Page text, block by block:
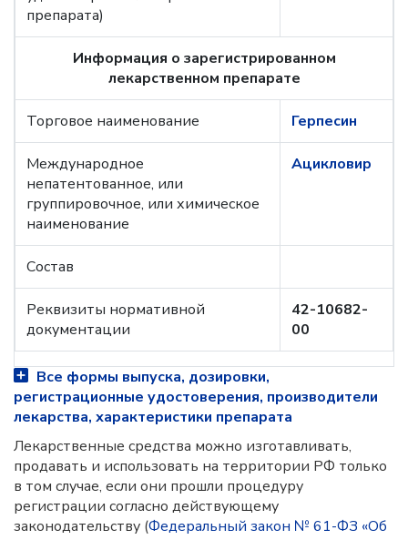
препарата)
Информация о зарегистрированном
лекарственном препарате
Торговое наименование Герпесин
Международное
непатентованное, или
группировочное, или химическое
наименование
Ацикловир
Состав
Реквизиты нормативной
документации
42-10682-
00
Все формы выпуска, дозировки,
регистрационные удостоверения, производители
лекарства, характеристики препарата
Лекарственные средства можно изготавливать,
продавать и использовать на территории РФ только
в том случае, если они прошли процедуру
регистрации согласно действующему
законодательству (Федеральный закон № 61-ФЗ «Об